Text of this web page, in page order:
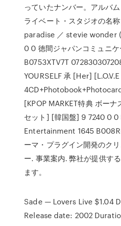
っていたナンバー。アルバ
ライベート・スタジオの名
paradise ／ stevie wonder
0 0 徳間ジャパンコミュニ
B0753XTV7T
YOURSELF 承 [Her]
[KPOP MARKET特典 ボーナ
セット] [韓国盤] 9 7240 0
Entertainment 1645
ーマ・プラグイン開発のク
ー. 事業案内. 弊社が提供す
ます。
Sade — Lovers Live $1.04
Release date: 2002